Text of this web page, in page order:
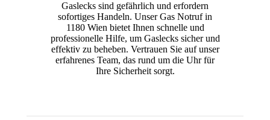
Gaslecks sind gefährlich und erfordern
sofortiges Handeln. Unser Gas Notruf in
1180 Wien bietet Ihnen schnelle und
professionelle Hilfe, um Gaslecks sicher und
effektiv zu beheben. Vertrauen Sie auf unser
erfahrenes Team, das rund um die Uhr für
Ihre Sicherheit sorgt.